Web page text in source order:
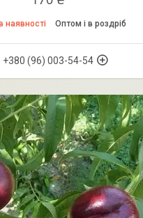
наявності Оптом і в роздріб
+380 (96) 003-54-54